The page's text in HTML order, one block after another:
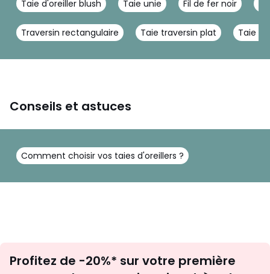
Taie d'oreiller blush Taie unie Fil de fer noir
Traversin rectangulaire Taie traversin plat Taie
Conseils et astuces
Comment choisir vos taies d'oreillers ?
newsletter
Profitez de -20%* sur votre première